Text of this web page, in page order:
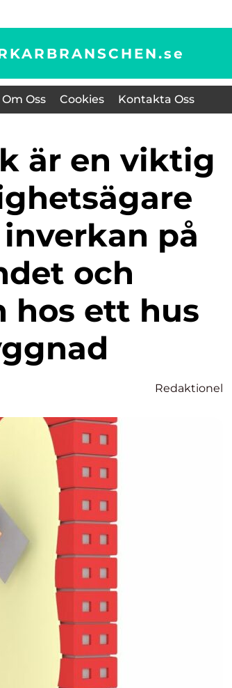
se
Om Oss Cookies Kontakta Oss
på
och
ett hus
Redaktionel